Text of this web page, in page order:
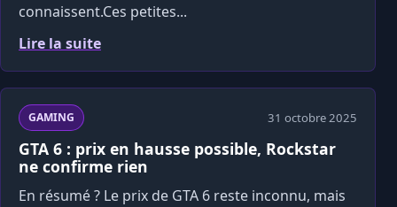
connaissent.Ces petites...
Lire la suite
GAMING 31 octobre 2025
GTA 6 : prix en hausse possible, Rockstar
ne confirme rien
En résumé ? Le prix de GTA 6 reste inconnu, mais